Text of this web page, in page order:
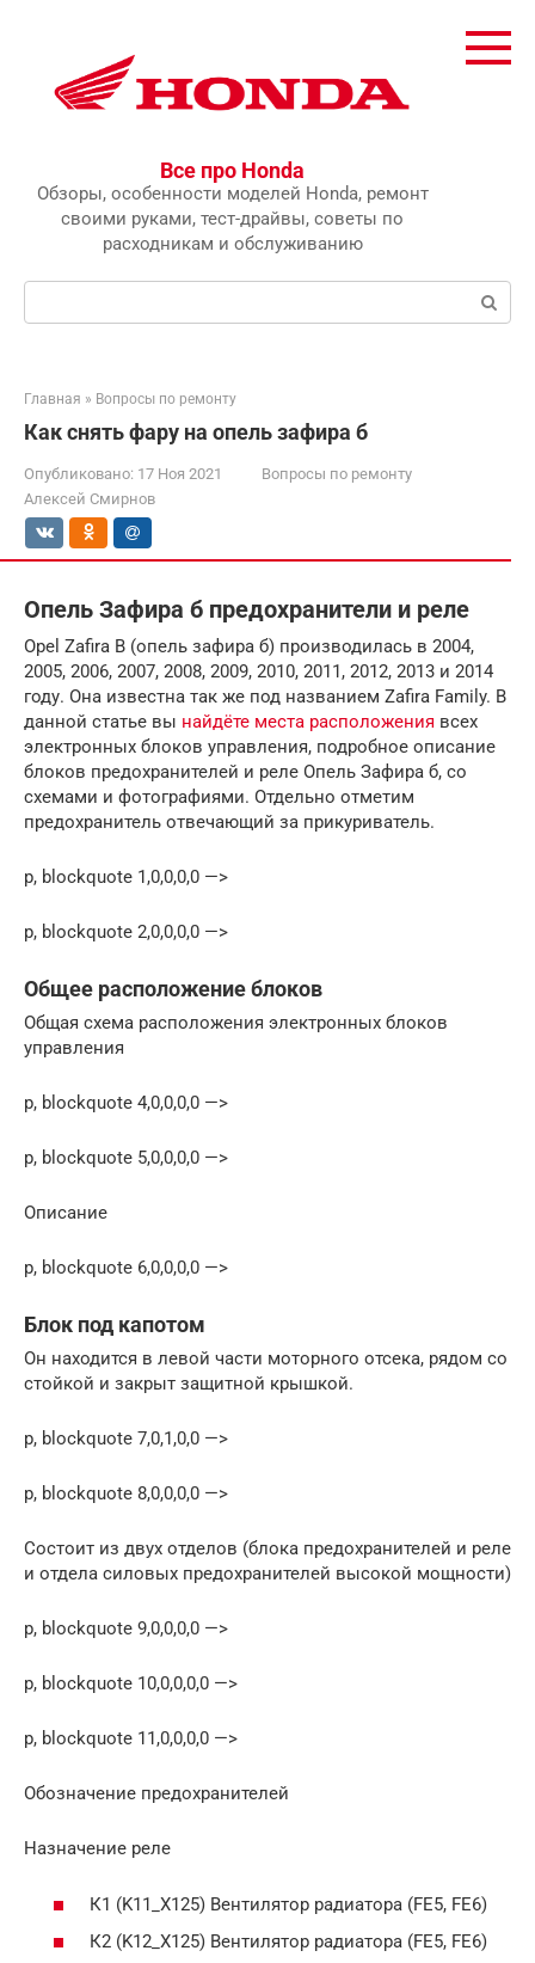
Все про Honda
Обзоры, особенности моделей Honda, ремонт
своими руками, тест-драйвы, советы по
расходникам и обслуживанию
Главная » Вопросы по ремонту
Как снять фару на опель зафира б
Опубликовано: 17 Ноя 2021
Вопросы по ремонту
Алексей Смирнов
Опель Зафира б предохранители и реле
Opel Zafira B (опель зафира б) производилась в 2004,
2005, 2006, 2007, 2008, 2009, 2010, 2011, 2012, 2013 и 2014
году. Она известна так же под названием Zafira Family. В
данной статье вы найдёте места расположения всех
электронных блоков управления, подробное описание
блоков предохранителей и реле Опель Зафира б, со
схемами и фотографиями. Отдельно отметим
предохранитель отвечающий за прикуриватель.
p, blockquote 1,0,0,0,0 —>
p, blockquote 2,0,0,0,0 —>
Общее расположение блоков
Общая схема расположения электронных блоков
управления
p, blockquote 4,0,0,0,0 —>
p, blockquote 5,0,0,0,0 —>
Описание
p, blockquote 6,0,0,0,0 —>
Блок под капотом
Он находится в левой части моторного отсека, рядом со
стойкой и закрыт защитной крышкой.
p, blockquote 7,0,1,0,0 —>
p, blockquote 8,0,0,0,0 —>
Состоит из двух отделов (блока предохранителей и реле
и отдела силовых предохранителей высокой мощности)
p, blockquote 9,0,0,0,0 —>
p, blockquote 10,0,0,0,0 —>
p, blockquote 11,0,0,0,0 —>
Обозначение предохранителей
Назначение реле
К1 (K11_X125) Вентилятор радиатора (FE5, FE6)
К2 (K12_X125) Вентилятор радиатора (FE5, FE6)